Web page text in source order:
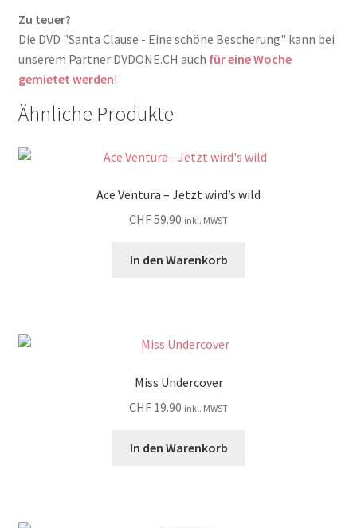
Zu teuer?
Die DVD "Santa Clause - Eine schöne Bescherung" kann bei
unserem Partner DVDONE.CH auch für eine Woche
gemietet werden!
Ähnliche Produkte
Ace Ventura – Jetzt wird’s wild
CHF59.90 inkl. MWST
In den Warenkorb
Miss Undercover
CHF 19.90 inkl. MWST
In den Warenkorb